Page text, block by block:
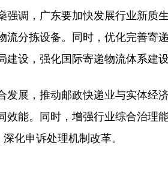
强调，广东要加快发展行业新质
流分拣设备。同时，优化完善寄
设，强化国际寄递物流体系建设
发展，推动邮政快递业与实体经
效能。同时，增强行业综合治理
化申诉处理机制改革。